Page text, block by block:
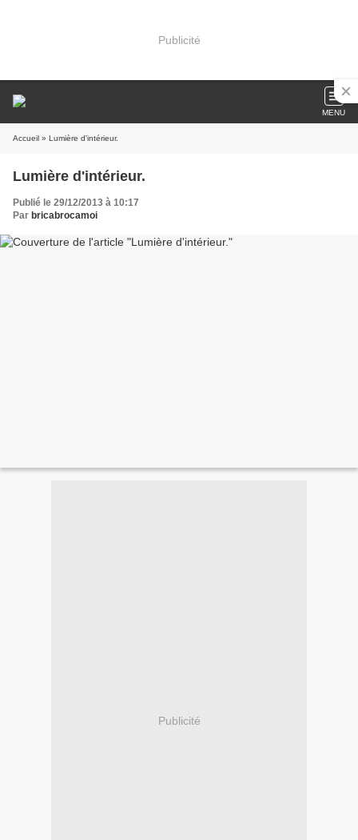
Publicité
MENU
Accueil » Lumière d'intérieur.
Lumière d'intérieur.
Publié le 29/12/2013 à 10:17
Par bricabrocamoi
Publicité